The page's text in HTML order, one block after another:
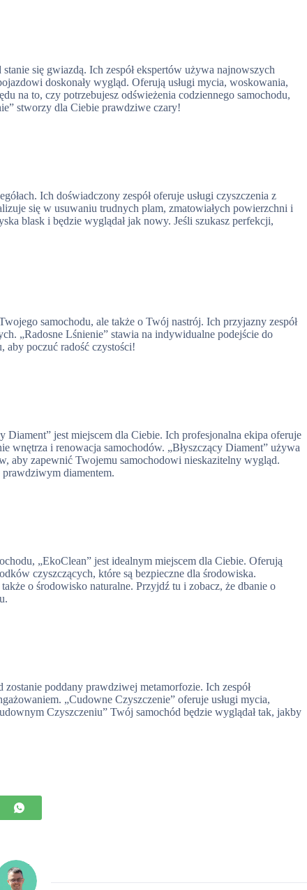
się gwiazdą. Ich zespół ekspertów używa najnowszych
doskonały wygląd. Oferują usługi mycia, woskowania,
na to, czy potrzebujesz odświeżenia codziennego samochodu,
stworzy dla Ciebie prawdziwe czary!
Ich doświadczony zespół oferuje usługi czyszczenia z
się w usuwaniu trudnych plam, zmatowiałych powierzchni i
blask i będzie wyglądał jak nowy. Jeśli szukasz perfekcji,
samochodu, ale także o Twój nastrój. Ich przyjazny zespół
„Radosne Lśnienie” stawia na indywidualne podejście do
aby poczuć radość czystości!
Diament” jest miejscem dla Ciebie. Ich profesjonalna ekipa oferuje
wnętrza i renowacja samochodów. „Błyszczący Diament” używa
aby zapewnić Twojemu samochodowi nieskazitelny wygląd.
diamentem.
„EkoClean” jest idealnym miejscem dla Ciebie. Oferują
czyszczących, które są bezpieczne dla środowiska.
o środowisko naturalne. Przyjdź tu i zobacz, że dbanie o
poddany prawdziwej metamorfozie. Ich zespół
„Cudowne Czyszczenie” oferuje usługi mycia,
Czyszczeniu” Twój samochód będzie wyglądał tak, jakby